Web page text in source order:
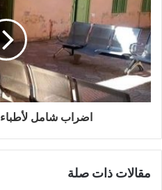
اضراب شامل
مقالات ذات صلة